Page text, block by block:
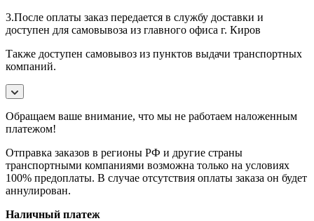
3.После оплаты заказ передается в службу доставки и
доступен для самовывоза из главного офиса г. Киров
Также доступен самовывоз из пунктов выдачи транспортных
компаний.
Обращаем ваше внимание, что мы не работаем наложенным
платежом!
Отправка заказов в регионы РФ и другие страны
транспортными компаниями возможна только на условиях
100% предоплаты. В случае отсутствия оплаты заказа он будет
аннулирован.
Наличный платеж